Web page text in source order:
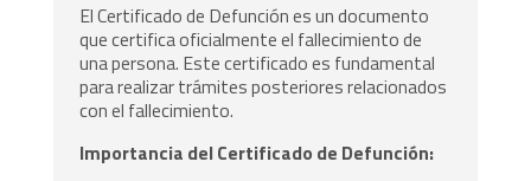
El Certificado de Defunción es un documento
que certifica oficialmente el fallecimiento de
una persona. Este certificado es fundamental
para realizar trámites posteriores relacionados
con el fallecimiento.
Importancia del Certificado de Defunción: